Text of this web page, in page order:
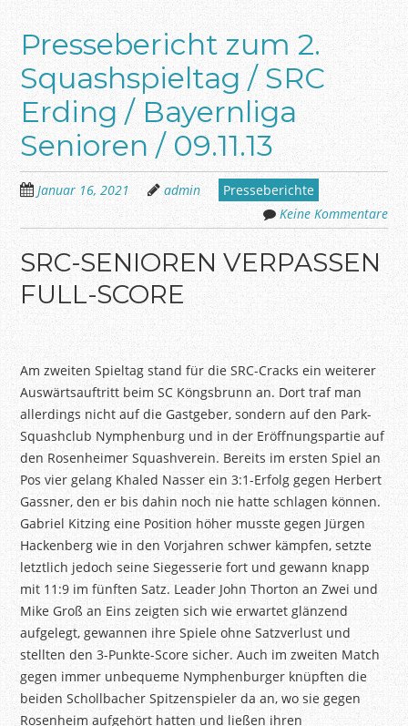
Pressebericht zum 2.
Squashspieltag / SRC
Erding / Bayernliga
Senioren / 09.11.13
Januar 16, 2021 admin
Presseberichte
Keine Kommentare
SRC-SENIOREN VERPASSEN
FULL-SCORE
Am zweiten Spieltag stand für die SRC-Cracks ein weiterer
Auswärtsauftritt beim SC Köngsbrunn an. Dort traf man
allerdings nicht auf die Gastgeber, sondern auf den Park-
Squashclub Nymphenburg und in der Eröffnungspartie auf
den Rosenheimer Squashverein. Bereits im ersten Spiel an
Pos vier gelang Khaled Nasser ein 3:1-Erfolg gegen Herbert
Gassner, den er bis dahin noch nie hatte schlagen können.
Gabriel Kitzing eine Position höher musste gegen Jürgen
Hackenberg wie in den Vorjahren schwer kämpfen, setzte
letztlich jedoch seine Siegesserie fort und gewann knapp
mit 11:9 im fünften Satz. Leader John Thorton an Zwei und
Mike Groß an Eins zeigten sich wie erwartet glänzend
aufgelegt, gewannen ihre Spiele ohne Satzverlust und
stellten den 3-Punkte-Score sicher. Auch im zweiten Match
gegen immer unbequeme Nymphenburger knüpften die
beiden Schollbacher Spitzenspieler da an, wo sie gegen
Rosenheim aufgehört hatten und ließen ihren